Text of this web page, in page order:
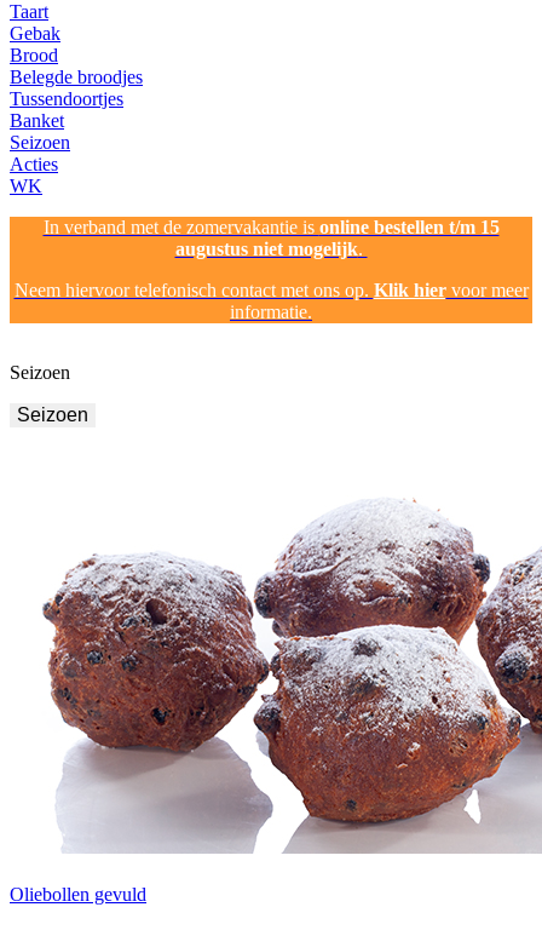
Taart
Gebak
Brood
Belegde broodjes
Tussendoortjes
Banket
Seizoen
Acties
WK
In verband met de zomervakantie is online bestellen t/m 15
augustus niet mogelijk.
Neem hiervoor telefonisch contact met ons op. Klik hiervoor meer
informatie.
Seizoen
Seizoen
Oliebollen gevuld